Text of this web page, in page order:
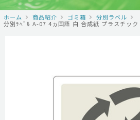
ホーム 商品紹介 ゴミ箱
分別ラベル
分別ﾗﾍﾞﾙ A-07 4ヵ国語 白 合成紙 プラスチック